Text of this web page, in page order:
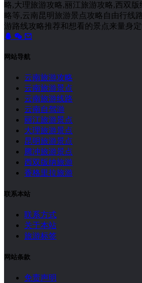
略,大理旅游攻略,丽江旅游攻略,西双
略等,云南昆明旅游景点攻略自由行线
游路线攻略推荐和想看的景点来量身
网站导航
云南旅游攻略
云南旅游景点
云南旅游线路
云南自驾游
丽江旅游景点
大理旅游景点
昆明旅游景点
腾冲旅游景点
西双版纳旅游
香格里拉旅游
联系本站
联系方式
关于本站
旅游标签
网站条款
免责声明